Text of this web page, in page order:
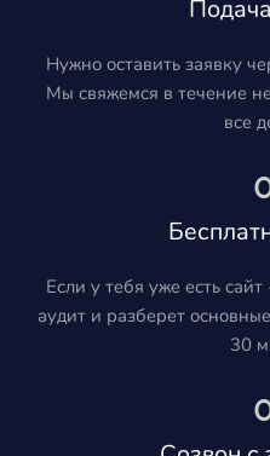
Нужно оставить заявку
Мы свяжемся в течение
все
Если у тебя уже есть
аудит и разберет
30